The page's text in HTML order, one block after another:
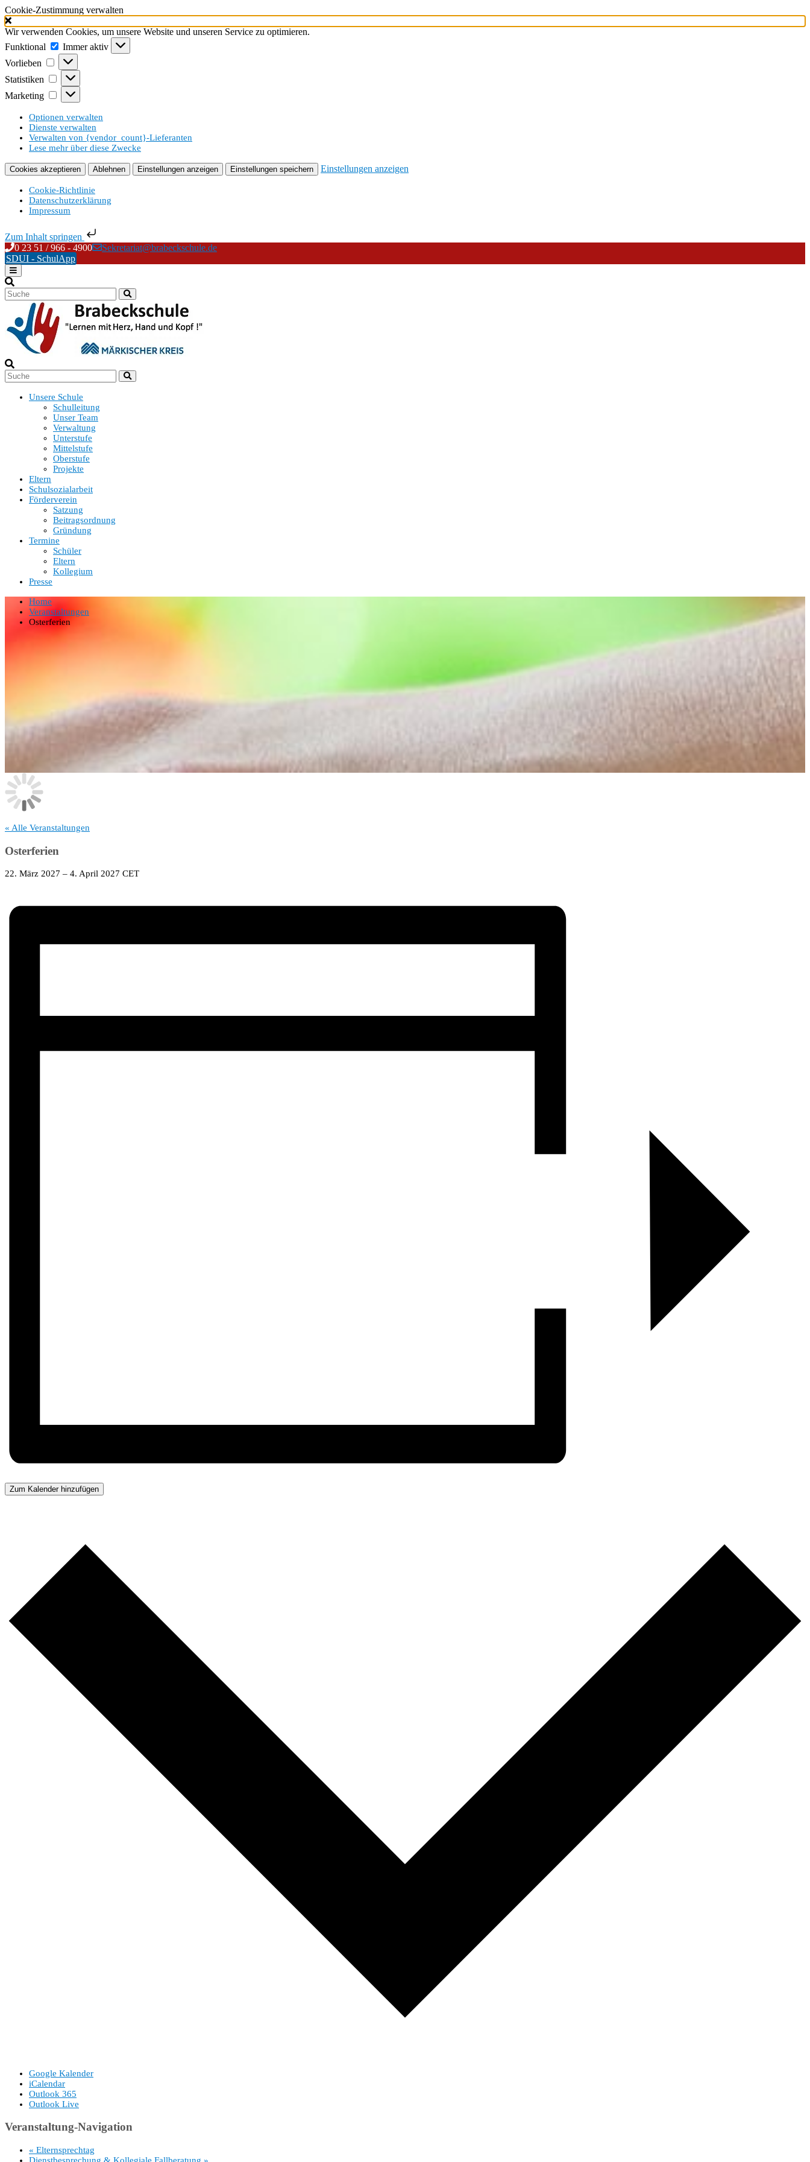
Cookie-Zustimmung verwalten
Wir verwenden Cookies, um unsere Website und unseren Service zu optimieren.
Funktional
Funktional
Immer aktiv
Vorlieben
Vorlieben
Statistiken Statistiken
Marketing Marketing
Optionen verwalten
Dienste verwalten
Verwalten von {vendor_count}-Lieferanten
Lese mehr über diese Zwecke
Cookies akzeptieren Ablehnen Einstellungen anzeigen Einstellungen speichern Einstellungen anzeigen
Cookie-Richtlinie
Datenschutzerklärung
Impressum
Zum Inhalt springen
Skip
to
content
0 23 51 / 966 - 4900
Sekretariat@brabeckschule.de
SDUI - SchulApp
Unsere Schule
Schulleitung
Unser Team
Verwaltung
Unterstufe
Mittelstufe
Oberstufe
Projekte
Eltern
Schulsozialarbeit
Förderverein
Satzung
Beitragsordnung
Gründung
Termine
Schüler
Eltern
Kollegium
Presse
Home
Veranstaltungen
Osterferien
« Alle Veranstaltungen
Osterferien
22. März 2027 – 4. April 2027 CET
Zum Kalender hinzufügen
Google Kalender
iCalendar
Outlook 365
Outlook Live
Veranstaltung-Navigation
« Elternsprechtag